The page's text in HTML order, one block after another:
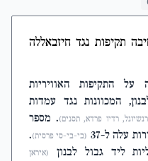
תקיפות נגד חיזבאללה
על התקיפות האוויריות
המכוונות נגד עמדות
רדיו פרדא, תסנים). מספר
עלה ל-37
(בי-בי-סי פרסית).
ליד גבול לבנון
(איראן